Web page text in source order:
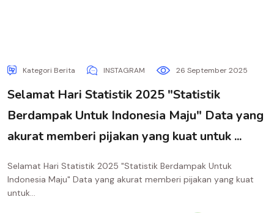
Kategori Berita INSTAGRAM 26 September 2025
Selamat Hari Statistik 2025 "Statistik
Berdampak Untuk Indonesia Maju" Data yang
akurat memberi pijakan yang kuat untuk ...
Selamat Hari Statistik 2025 "Statistik Berdampak Untuk
Indonesia Maju" Data yang akurat memberi pijakan yang kuat
untuk...